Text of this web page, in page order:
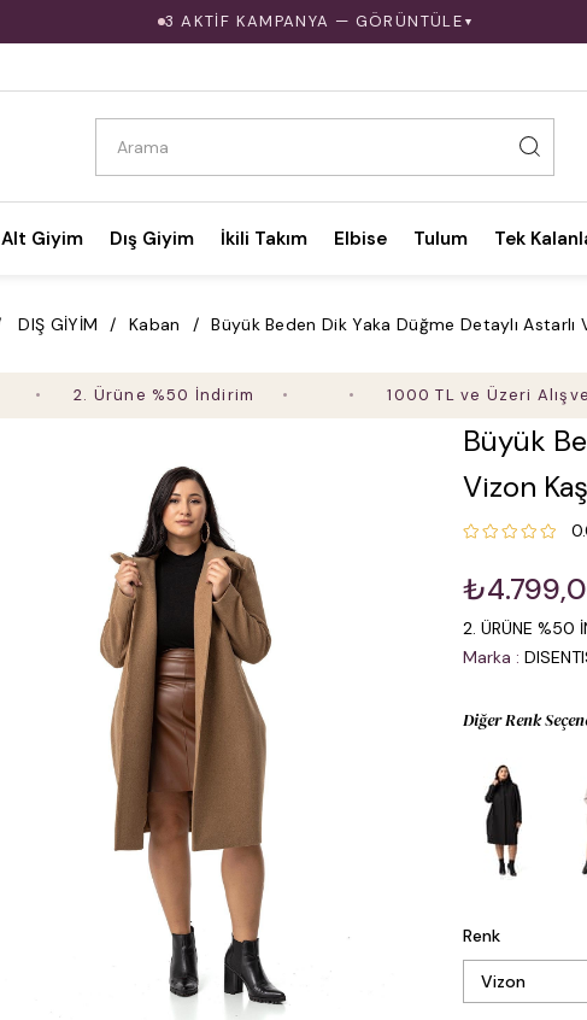
3 AKTİF KAMPANYA — GÖRÜNTÜLE ▼
Alt Giyim Dış Giyim İkili Takım Elbise Tulum Tek
DIŞ GİYİM Kaban Büyük Beden Dik Yaka Düğme Detaylı Astarlı
2. Ürüne %50 İndirim 1000 TL ve Üzeri
Büyük
Vizon
2. ÜRÜNE %50
Marka :
Diğer Renk
Renk